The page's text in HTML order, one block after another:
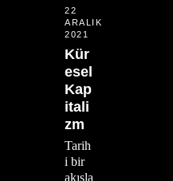
22
ARALIK
2021
Kür
esel
Kap
itali
zm
Tarih
i bir
akışla